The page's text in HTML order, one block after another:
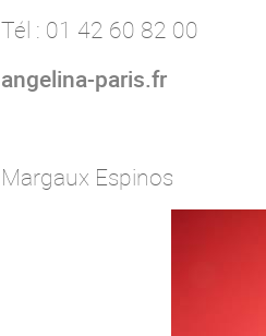
Tél : 01 42 60 82 00
angelina-paris.fr
Margaux Espinos